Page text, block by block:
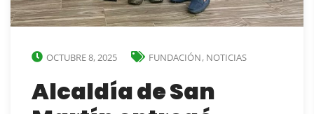
OCTUBRE 8, 2025 FUNDACIÓN, NOTICIAS
Alcaldía de San